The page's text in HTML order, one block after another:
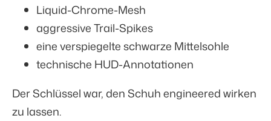
Liquid-Chrome-Mesh
aggressive Trail-Spikes
eine verspiegelte schwarze Mittelsohle
technische HUD-Annotationen
Der Schlüssel war, den Schuh engineered wirken
zu lassen.